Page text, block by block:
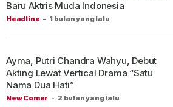
Headline - 1 bulan yang lalu
Baru Aktris Muda Indonesia
New Comer - 2 bulan yang lalu
Ayma, Putri Chandra Wahyu, Debut
Akting Lewat Vertical Drama “Satu
Nama Dua Hati”